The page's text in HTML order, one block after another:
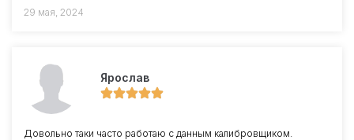
29 мая, 2024
Ярослав
Довольно таки часто работаю с данным калибровщиком.